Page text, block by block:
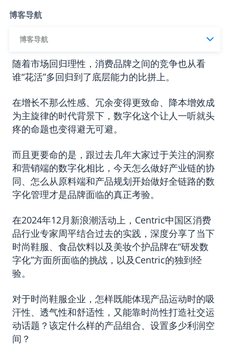
博客导航
博客导航
随着市场回归理性，消费品牌之间的竞争也从看
谁“花活”多回归到了底层能力的比拼上。
在增长不那么性感、冗余变得更致命、降本增效成
为主旋律的时代背景下，数字化这个让人一听就头
疼的命题也变得避无可避。
而且更要命的是，跟过去几年大家过于关注的洞察
和营销端的数字化相比，今天怎么做好产业链的协
同、怎么从原料端和产品规划开始做好全链路的数
字化管理才是品牌面临的真正考验。
在2024年12月新浪潮活动上，Centric中国区消费
品行业专家周平结合过去的实践，深度分享了当下
时尚鞋服、食品饮料以及美妆个护品牌在“研发数
字化”方面所面临的挑战，以及Centric的独到经
验。
对于时尚鞋服企业，怎样既能体现产品运动时的吸
汗性、透气性和舒适性，又能靠时尚性打造社交运
动话题？该定什么样的产品组合、设置多少利润空
间？